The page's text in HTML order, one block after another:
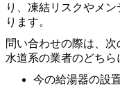
り、凍結リスクやメ
ります。
問い合わせの際は、
水道系の業者のどちら
今の給湯器の設